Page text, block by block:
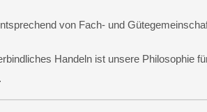
von Fach- und
Handeln ist unsere Philosophie